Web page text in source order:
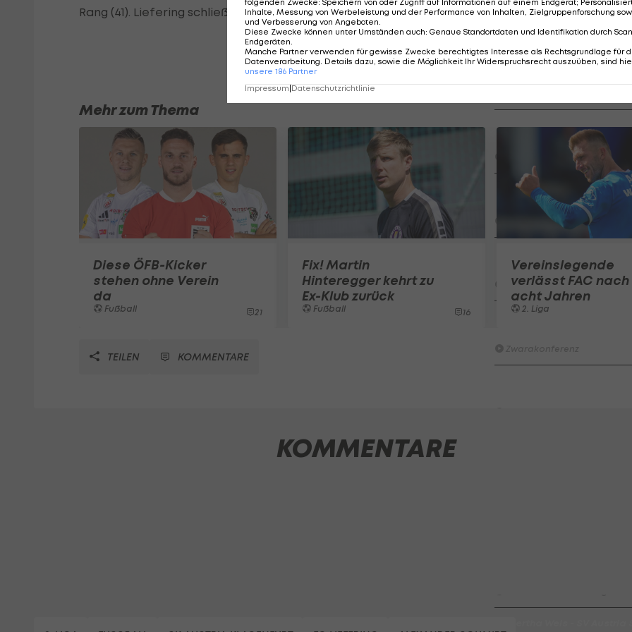
Rang (41). Liefering schließt die Saison auf Position zwölf ab (35).
Der legendäre
Am Stammtisch bei Andy
I schau a #LigaZWA - Die
I schau a LigaZWA
Titelfavorit?
Ansakonferenz
Wacker furios: Was ist in
Mehr zum Thema
Diese ÖFB-Kicker
stehen ohne Verein
da
Fußball 21
Fix! Martin
Hinteregger kehrt zu
Ex-Klub zurück
Fußball 16
Vereinslegende
verlässt FAC nach
acht Jahren
2. Liga
TEILEN KOMMENTARE
KOMMENTARE
Inhalte, Messung von Werbeleistung und der Performance von Inhalten, Zielgruppenforschung
und Verbesserung von Angeboten
Diese Zwecke können unter Umständen auch: Genaue Standortdaten und Identifikation durch
Endgeräten
Manche Partner verwenden für gewisse Zwecke berechtigtes Interesse als Rechtsgrundlage für
Datenverarbeitung. Details dazu, sowie die Möglichkeit Ihr Widerspruchsrecht auszuüben, sind
unsere 186 Partner
Impressum|Datenschutzrichtlinie